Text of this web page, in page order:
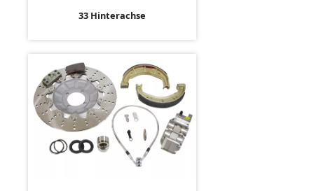
33 Hinterachse